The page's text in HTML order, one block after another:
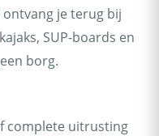
je terug bij
SUP-boards en
borg.
complete uitrusting